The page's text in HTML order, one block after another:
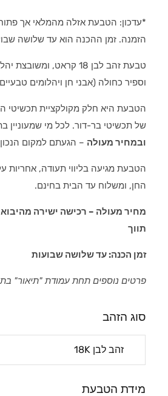
*עדכון: הטבעת אזלה מהמלאי אך
הזמנה. זמן ההכנה הוא עד שלושה
טבעת זהב לבן 18 קראט,
וספיר כחולה (אבני חן ויהלומים
הטבעת היא חלק מקולקציית תכשיטי
של תכשיטי בר-דור. לכל מי שמעוניין
ובמחיר מעולה – הגעתם למקום
הטבעת מגיעה בליווי תעודה, אחריות
החן, ומשלוח עד הבית בחינם.
מחיר מעולה – רכישה ישירה
תווך
זמן הכנה: עד שלושה שבועות
פרטים נוספים תחת עמודת "תיאור"
סוג הזהב
מידת הטבעת